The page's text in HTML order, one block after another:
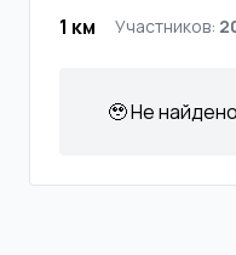
1 км Участников:
🥹 Не